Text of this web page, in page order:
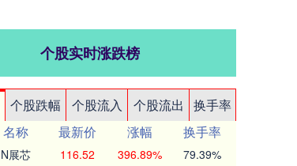
个股实时涨跌榜
个股跌幅 个股流入 个股流出
换手率
名称 最新价 涨幅
换手率
N展芯 116.52 396.89% 79.39%